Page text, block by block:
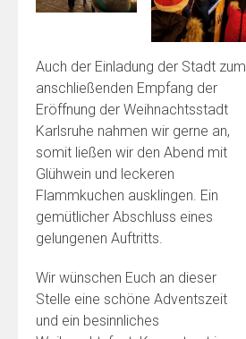
Auch der Einladung der Stadt zum
anschließenden Empfang der
Eröffnung der Weihnachtsstadt
Karlsruhe nahmen wir gerne an,
somit ließen wir den Abend mit
Glühwein und leckeren
Flammkuchen ausklingen. Ein
gemütlicher Abschluss eines
gelungenen Auftritts.
Wir wünschen Euch an dieser
Stelle eine schöne Adventszeit
und ein besinnliches